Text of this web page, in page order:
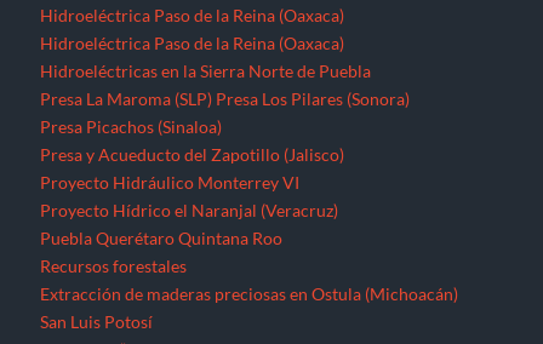
Hidroeléctrica Paso de la Reina (Oaxaca)
Hidroeléctrica Paso de la Reina (Oaxaca)
Hidroeléctricas en la Sierra Norte de Puebla
Presa La Maroma (SLP) Presa Los Pilares (Sonora)
Presa Picachos (Sinaloa)
Presa y Acueducto del Zapotillo (Jalisco)
Proyecto Hidráulico Monterrey VI
Proyecto Hídrico el Naranjal (Veracruz)
Puebla Querétaro Quintana Roo
Recursos forestales
Extracción de maderas preciosas en Ostula (Michoacán)
San Luis Potosí